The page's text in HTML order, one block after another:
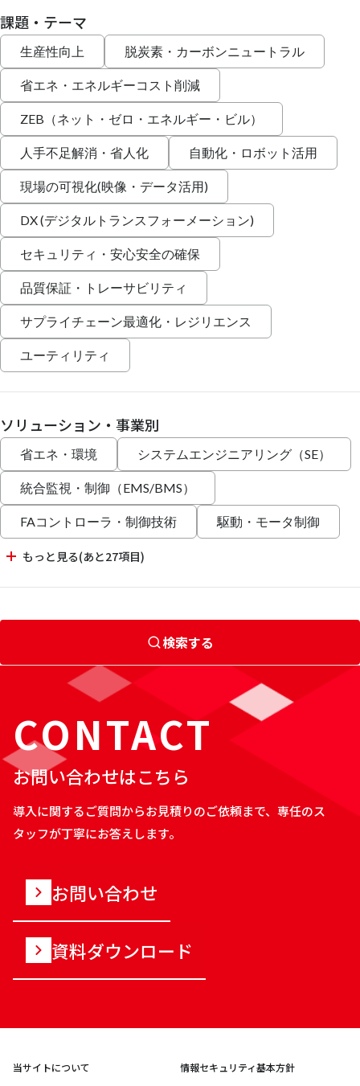
課題・テーマ
生産性向上 脱炭素・カーボンニュートラル
省エネ・エネルギーコスト削減
ZEB（ネット・ゼロ・エネルギー・ビル）
人手不足解消・省人化 自動化・ロボット活用
現場の可視化(映像・データ活用)
DX (デジタルトランスフォーメーション)
セキュリティ・安心安全の確保
品質保証・トレーサビリティ
サプライチェーン最適化・レジリエンス
ユーティリティ
ソリューション・事業別
省エネ・環境 システムエンジニアリング（SE）
統合監視・制御（EMS/BMS）
FAコントローラ・制御技術 駆動・モータ制御
もっと見る(あと27項目)
検索する
CONTACT
お問い合わせはこちら
導入に関するご質問からお見積りのご依頼まで、専任のス
タッフが丁寧にお答えします。
お問い合わせ
資料ダウンロード
当サイトについて 情報セキュリティ基本方針